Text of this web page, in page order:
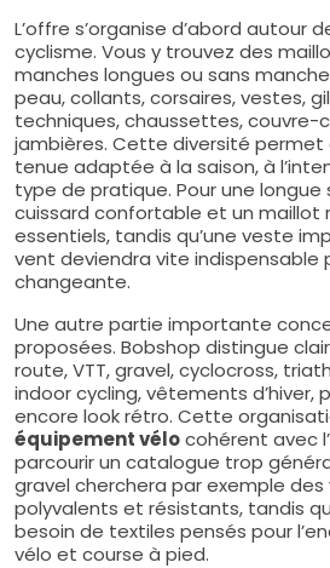
L’offre s’organise d’abord autour
cyclisme. Vous y trouvez des
manches longues ou sans
peau, collants, corsaires, vestes,
techniques, chaussettes,
jambières. Cette diversité permet
tenue adaptée à la saison, à
type de pratique. Pour une longue
cuissard confortable et un maillot
essentiels, tandis qu’une veste
vent deviendra vite indispensable
changeante.
Une autre partie importante
proposées. Bobshop distingue
route, VTT, gravel, cyclocross,
indoor cycling, vêtements d’hiver,
encore look rétro. Cette
équipement vélocohérent avec
parcourir un catalogue trop
gravel cherchera par exemple
polyvalents et résistants, tandis
besoin de textiles pensés pour
vélo et course à pied.